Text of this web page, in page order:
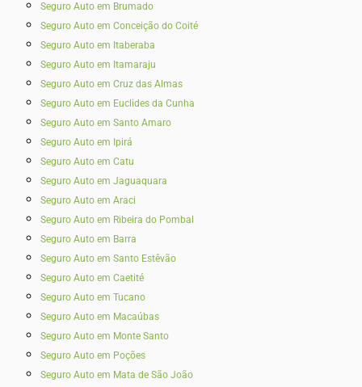
Seguro Auto em Brumado
Seguro Auto em Conceição do Coité
Seguro Auto em Itaberaba
Seguro Auto em Itamaraju
Seguro Auto em Cruz das Almas
Seguro Auto em Euclides da Cunha
Seguro Auto em Santo Amaro
Seguro Auto em Ipirá
Seguro Auto em Catu
Seguro Auto em Jaguaquara
Seguro Auto em Araci
Seguro Auto em Ribeira do Pombal
Seguro Auto em Barra
Seguro Auto em Santo Estêvão
Seguro Auto em Caetité
Seguro Auto em Tucano
Seguro Auto em Macaúbas
Seguro Auto em Monte Santo
Seguro Auto em Poções
Seguro Auto em Mata de São João